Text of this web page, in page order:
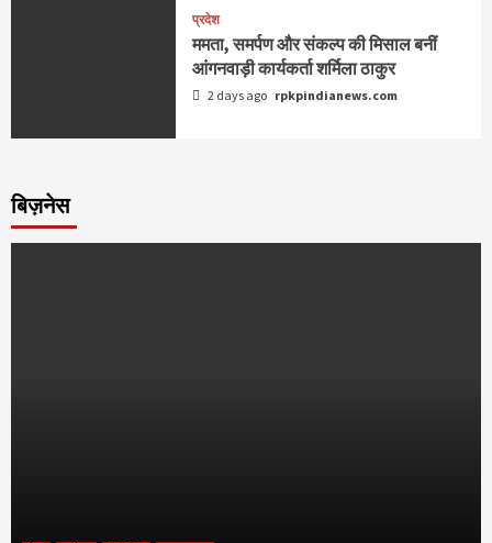
प्रदेश
ममता, समर्पण और संकल्प की मिसाल बनीं
आंगनवाड़ी कार्यकर्ता शर्मिला ठाकुर
2 days ago rpkpindianews.com
बिज़नेस